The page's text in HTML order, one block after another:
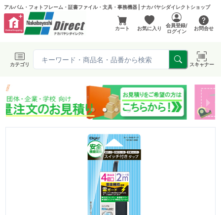
アルバム・フォトフレーム・証書ファイル・文具・事務機器 | ナカバヤシダイレクトショップ
カート お気に入り
会員登録/
ログイン
お問合せ
カテゴリ スキャナー